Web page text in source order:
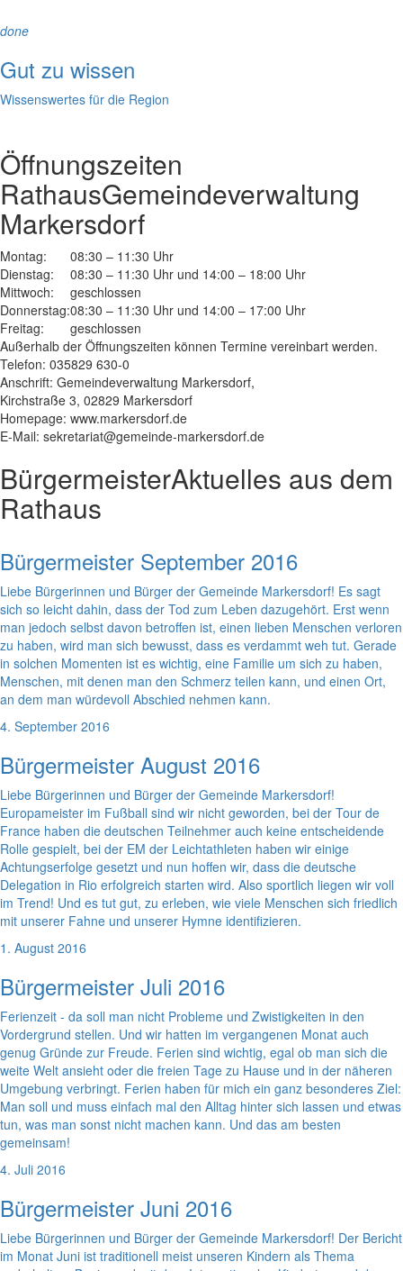
done
Gut zu wissen
Wissenswertes für die Region
Öffnungszeiten
RathausGemeindeverwaltung
Markersdorf
Montag:
08:30 – 11:30 Uhr
Dienstag:
08:30 – 11:30 Uhr und 14:00 – 18:00 Uhr
Mittwoch:
geschlossen
Donnerstag:08:30 – 11:30 Uhr und 14:00 – 17:00 Uhr
Freitag:
geschlossen
Außerhalb der Öffnungszeiten können Termine vereinbart werden.
Telefon: 035829 630-0
Anschrift: Gemeindeverwaltung Markersdorf,
Kirchstraße 3, 02829 Markersdorf
Homepage: www.markersdorf.de
E-Mail: sekretariat@gemeinde-markersdorf.de
BürgermeisterAktuelles aus dem
Rathaus
Bürgermeister September 2016
Liebe Bürgerinnen und Bürger der Gemeinde Markersdorf! Es sagt
sich so leicht dahin, dass der Tod zum Leben dazugehört. Erst wenn
man jedoch selbst davon betroffen ist, einen lieben Menschen verloren
zu haben, wird man sich bewusst, dass es verdammt weh tut. Gerade
in solchen Momenten ist es wichtig, eine Familie um sich zu haben,
Menschen, mit denen man den Schmerz teilen kann, und einen Ort,
an dem man würdevoll Abschied nehmen kann.
4. September 2016
Bürgermeister August 2016
Liebe Bürgerinnen und Bürger der Gemeinde Markersdorf!
Europameister im Fußball sind wir nicht geworden, bei der Tour de
France haben die deutschen Teilnehmer auch keine entscheidende
Rolle gespielt, bei der EM der Leichtathleten haben wir einige
Achtungserfolge gesetzt und nun hoffen wir, dass die deutsche
Delegation in Rio erfolgreich starten wird. Also sportlich liegen wir voll
im Trend! Und es tut gut, zu erleben, wie viele Menschen sich friedlich
mit unserer Fahne und unserer Hymne identifizieren.
1. August 2016
Bürgermeister Juli 2016
Ferienzeit - da soll man nicht Probleme und Zwistigkeiten in den
Vordergrund stellen. Und wir hatten im vergangenen Monat auch
genug Gründe zur Freude. Ferien sind wichtig, egal ob man sich die
weite Welt ansieht oder die freien Tage zu Hause und in der näheren
Umgebung verbringt. Ferien haben für mich ein ganz besonderes Ziel:
Man soll und muss einfach mal den Alltag hinter sich lassen und etwas
tun, was man sonst nicht machen kann. Und das am besten
gemeinsam!
4. Juli 2016
Bürgermeister Juni 2016
Liebe Bürgerinnen und Bürger der Gemeinde Markersdorf! Der Bericht
im Monat Juni ist traditionell meist unseren Kindern als Thema